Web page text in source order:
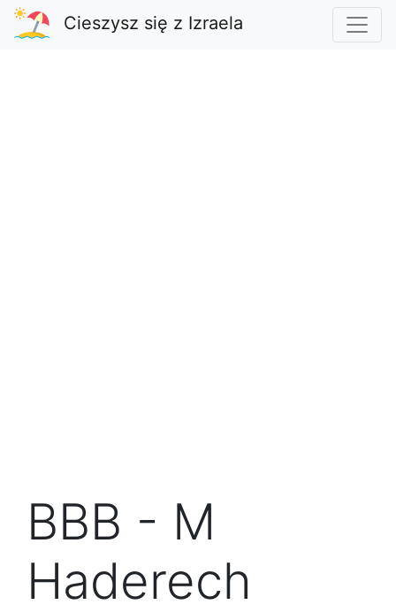
Cieszysz się z Izraela
BBB - M
Haderech